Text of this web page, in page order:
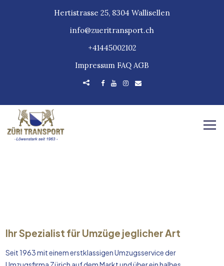
Hertistrasse 25, 8304 Wallisellen
info@zueritransport.ch
+41445002102
Impressum FAQ AGB
Ihr Spezialist für Umzüge jeglicher Art
Seit 1963 mit einem erstklassigen Umzugsservice der